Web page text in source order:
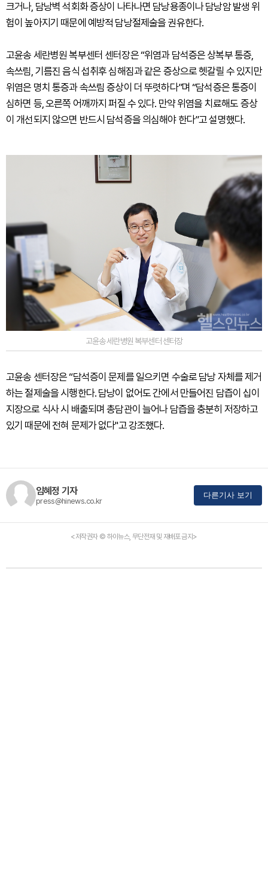
크거나, 담낭벽 석회화 증상이 나타나면 담낭용종이나 담낭암 발생 위
험이 높아지기 때문에 예방적 담낭절제술을 권유한다.
고윤송 세란병원 복부센터 센터장은 “위염과 담석증은 상복부 통증,
속쓰림, 기름진 음식 섭취후 심해짐과 같은 증상으로 헷갈릴 수 있지만
위염은 명치 통증과 속쓰림 증상이 더 뚜렷하다”며 “담석증은 통증이
심하면 등, 오른쪽 어깨까지 퍼질 수 있다. 만약 위염을 치료해도 증상
이 개선되지 않으면 반드시 담석증을 의심해야 한다”고 설명했다.
고윤송 세란병원 복부센터 센터장
고윤송 센터장은 “담석증이 문제를 일으키면 수술로 담낭 자체를 제거
하는 절제술을 시행한다. 담낭이 없어도 간에서 만들어진 담즙이 십이
지장으로 식사 시 배출되며 총담관이 늘어나 담즙을 충분히 저장하고
있기 때문에 전혀 문제가 없다"고 강조했다.
임혜정 기자
press@hinews.co.kr
다른기사 보기
<저작권자 © 하이뉴스, 무단전재 및 재배포 금지>